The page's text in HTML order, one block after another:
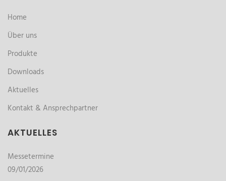
Home
Über uns
Produkte
Downloads
Aktuelles
Kontakt & Ansprechpartner
AKTUELLES
Messetermine
09/01/2026